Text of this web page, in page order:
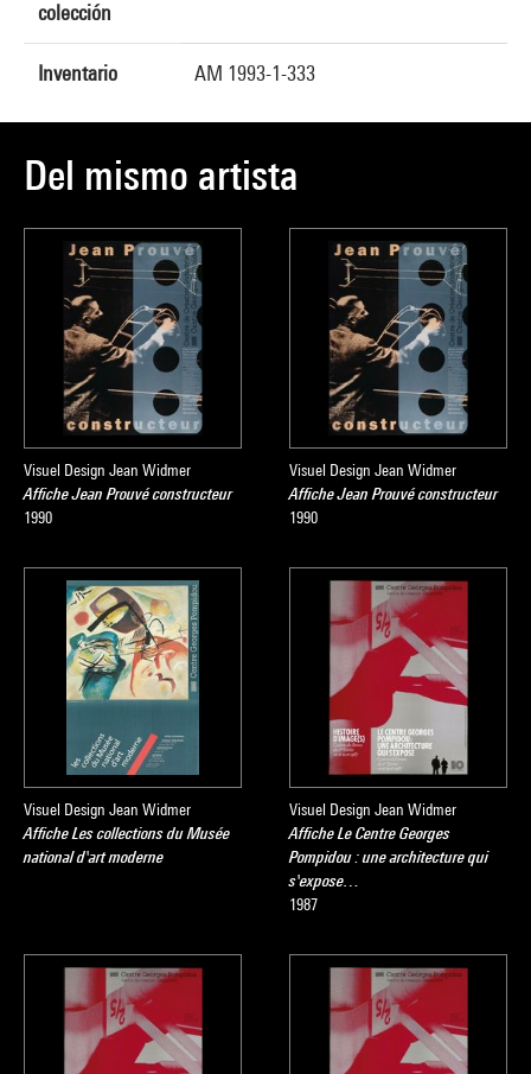
colección
Inventario AM 1993-1-333
Del mismo artista
Visuel Design Jean Widmer
Affiche Jean Prouvé constructeur
1990
Visuel Design Jean Widmer
Affiche Jean Prouvé constructeur
1990
Visuel Design Jean Widmer
Affiche Les collections du Musée
national d'art moderne
Visuel Design Jean Widmer
Affiche Le Centre Georges
Pompidou : une architecture qui
s'expose…
1987